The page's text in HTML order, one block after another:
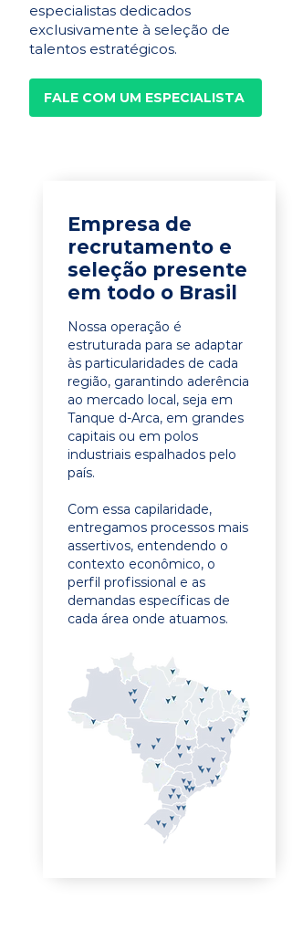
especialistas dedicados
exclusivamente à seleção de
talentos estratégicos.
FALE COM UM ESPECIALISTA
Empresa de
recrutamento e
seleção presente
em todo o Brasil
Nossa operação é
estruturada para se adaptar
às particularidades de cada
região, garantindo aderência
ao mercado local, seja em
Tanque d-Arca, em grandes
capitais ou em polos
industriais espalhados pelo
país.
Com essa capilaridade,
entregamos processos mais
assertivos, entendendo o
contexto econômico, o
perfil profissional e as
demandas específicas de
cada área onde atuamos.